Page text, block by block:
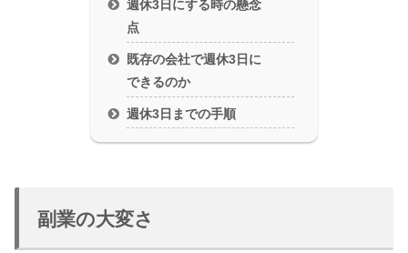
週休3日にする時の懸念
点
既存の会社で週休3日に
できるのか
週休3日までの手順
副業の大変さ